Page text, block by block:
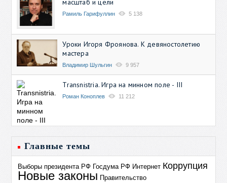
масштаб и цели
Рамиль Гарифуллин 5 138
Уроки Игоря Фроянова. К девяностолетию
мастера
Владимир Шульгин 9 957
Transnistria. Игра на минном поле - III
Роман Коноплев 11 212
Главные темы
Выборы президента РФ Госдума РФ Интернет Коррупция
Новые законы Правительство